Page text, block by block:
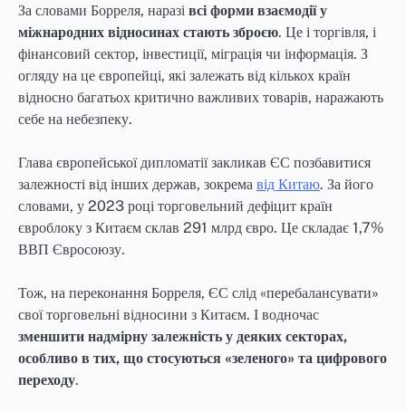
За словами Борреля, наразі всі форми взаємодії у
міжнародних відносинах стають зброєю. Це і торгівля, і
фінансовий сектор, інвестиції, міграція чи інформація. З
огляду на це європейці, які залежать від кількох країн
відносно багатьох критично важливих товарів, наражають
себе на небезпеку.
Глава європейської дипломатії закликав ЄС позбавитися
залежності від інших держав, зокрема від Китаю. За його
словами, у 2023 році торговельний дефіцит країн
євроблоку з Китаєм склав 291 млрд євро. Це складає 1,7%
ВВП Євросоюзу.
Тож, на переконання Борреля, ЄС слід «перебалансувати»
свої торговельні відносини з Китаєм. І водночас
зменшити надмірну залежність у деяких секторах,
особливо в тих, що стосуються «зеленого» та цифрового
переходу.